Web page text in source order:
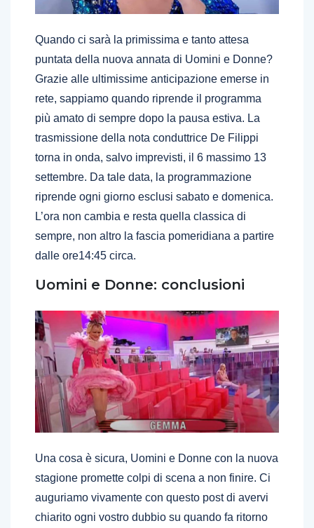
Quando ci sarà la primissima e tanto attesa
puntata della nuova annata di Uomini e Donne?
Grazie alle ultimissime anticipazione emerse in
rete, sappiamo quando riprende il programma
più amato di sempre dopo la pausa estiva. La
trasmissione della nota conduttrice De Filippi
torna in onda, salvo imprevisti, il 6 massimo 13
settembre. Da tale data, la programmazione
riprende ogni giorno esclusi sabato e domenica.
L’ora non cambia e resta quella classica di
sempre, non altro la fascia pomeridiana a partire
dalle ore14:45 circa.
Uomini e Donne: conclusioni
Una cosa è sicura, Uomini e Donne con la nuova
stagione promette colpi di scena a non finire. Ci
auguriamo vivamente con questo post di avervi
chiarito ogni vostro dubbio su quando fa ritorno